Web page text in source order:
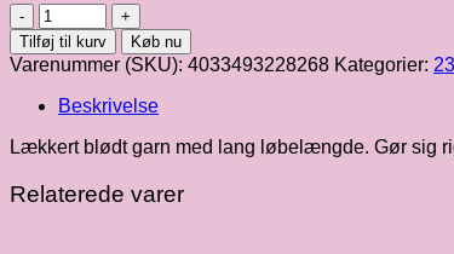
Ecopuno,
loden
fv.
001
antal
Tilføj til kurv Køb nu
Varenummer (SKU): 4033493228268 Kategorier:
Beskrivelse
Lækkert blødt garn med lang løbelængde. Gør sig
Relaterede varer